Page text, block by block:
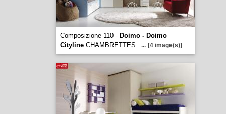
Composizione 110 - Doimo - Doimo
CitylineCHAMBRETTES ... [4 image(s)]